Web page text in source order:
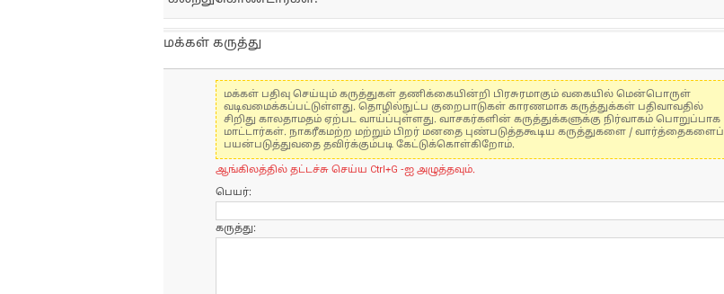
மக்கள் கருத்து
மக்கள் பதிவு செய்யும் கருத்துகள் தணிக்கையின்றி பிரசுரமாகும் வகையில் மென்பொருள்
வடிவமைக்கப்பட்டுள்ளது. தொழில்நுட்ப குறைபாடுகள் காரணமாக கருத்துக்கள் பதிவாவதில்
சிறிது காலதாமதம் ஏற்பட வாய்ப்புள்ளது. வாசகர்களின் கருத்துக்களுக்கு நிர்வாகம் பொறுப்பாக
மாட்டார்கள். நாகரீகமற்ற மற்றும் பிறர் மனதை புண்படுத்தகூடிய கருத்துகளை / வார்த்தைகளைப்
பயன்படுத்துவதை தவிர்க்கும்படி கேட்டுக்கொள்கிறோம்.
ஆங்கிலத்தில் தட்டச்சு செய்ய Ctrl+G -ஐ அழுத்தவும்.
பெயர்:
கருத்து: